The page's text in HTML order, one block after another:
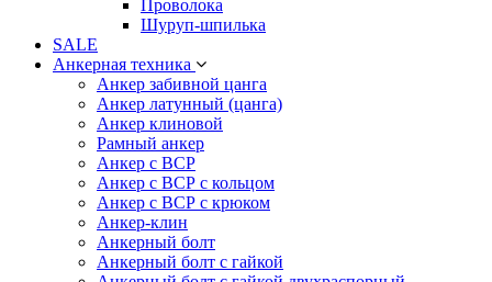
Проволока
Шуруп-шпилька
SALE
Анкерная техника
Анкер забивной цанга
Анкер латунный (цанга)
Анкер клиновой
Рамный анкер
Анкер с ВСР
Анкер с ВСР с кольцом
Анкер с ВСР с крюком
Анкер-клин
Анкерный болт
Анкерный болт с гайкой